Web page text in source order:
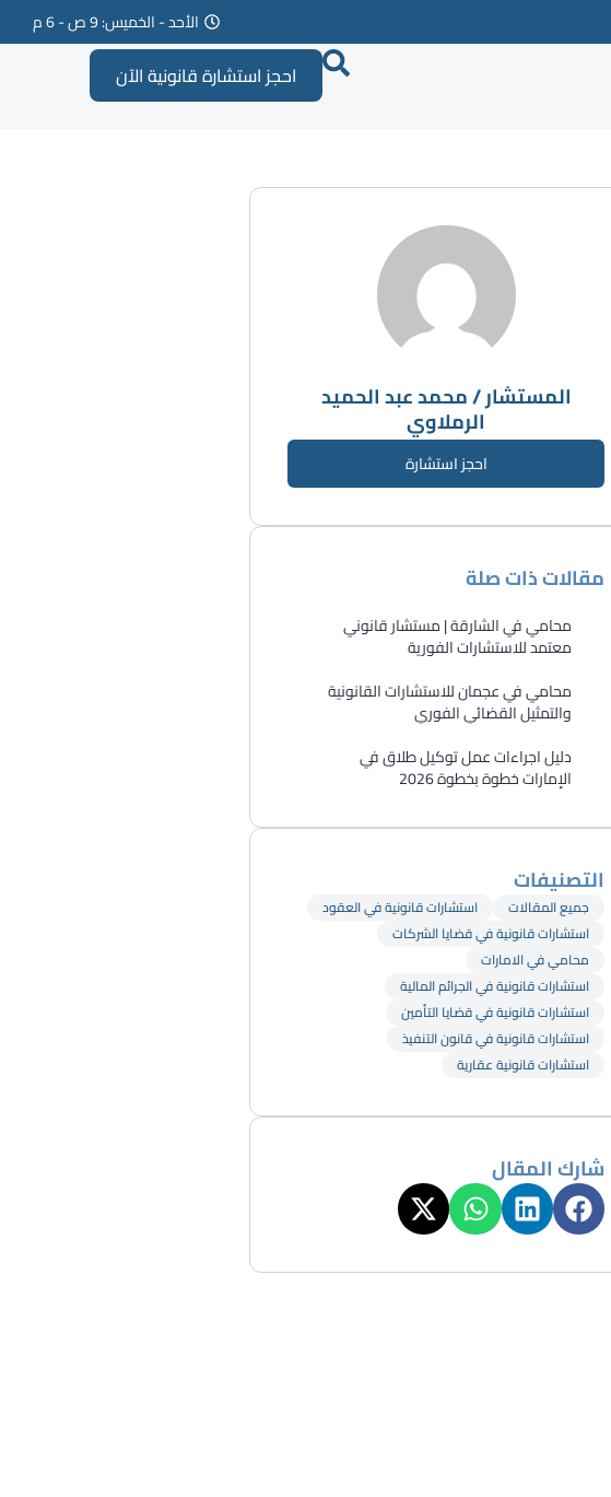
الأحد - الخميس: 9 ص - 6 م
احجز استشارة قانونية الآن
المستشار / محمد عبد الحميد
الرملاوي
احجز استشارة
مقالات ذات صلة
محامي في الشارقة | مستشار قانوني
معتمد للاستشارات الفورية
​محامي في عجمان للاستشارات القانونية
والتمثيل القضائي الفوري
دليل اجراءات عمل توكيل طلاق في
الإمارات خطوة بخطوة 2026
التصنيفات
جميع المقالات
استشارات قانونية في العقود
استشارات قانونية في قضايا الشركات
محامي في الامارات
استشارات قانونية في الجرائم المالية
استشارات قانونية في قضايا التأمين
استشارات قانونية في قانون التنفيذ
استشارات قانونية عقارية
شارك المقال